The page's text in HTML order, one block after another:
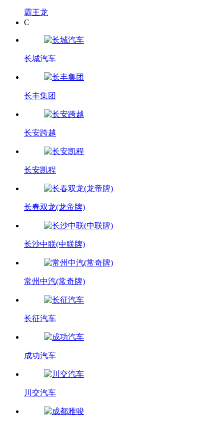
霸王龙
C
长城汽车
长丰集团
长安跨越
长安凯程
长春双龙(龙帝牌)
长沙中联(中联牌)
常州中汽(常奇牌)
长征汽车
成功汽车
川交汽车